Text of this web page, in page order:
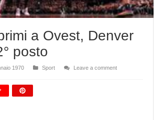
a Ovest, Denver
posto
1970 Sport
Leave a comment